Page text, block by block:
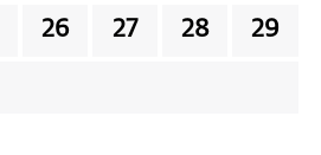
26 27 28 29